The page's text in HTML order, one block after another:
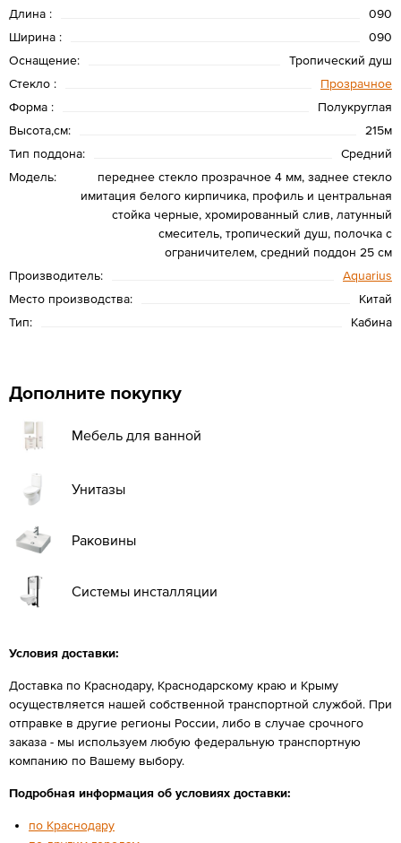
Длина :
090
Ширина :
090
Оснащение:
Тропический душ
Стекло :
Прозрачное
Форма :
Полукруглая
Высота,см:
215м
Тип поддона:
Средний
Модель:
переднее стекло прозрачное 4 мм, заднее стекло
имитация белого кирпичика, профиль и центральная
стойка черные, хромированный слив, латунный
смеситель, тропический душ, полочка с
ограничителем, средний поддон 25 см
Производитель:
Aquarius
Место производства:
Китай
Тип:
Кабина
Дополните покупку
Мебель для ванной
Унитазы
Раковины
Системы инсталляции
Условия доставки:
Доставка по Краснодару, Краснодарскому краю и Крыму
осуществляется нашей собственной транспортной службой. При
отправке в другие регионы России, либо в случае срочного
заказа - мы используем любую федеральную транспортную
компанию по Вашему выбору.
Подробная информация об условиях доставки:
по Краснодару